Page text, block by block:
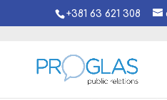
+381 63 621 308